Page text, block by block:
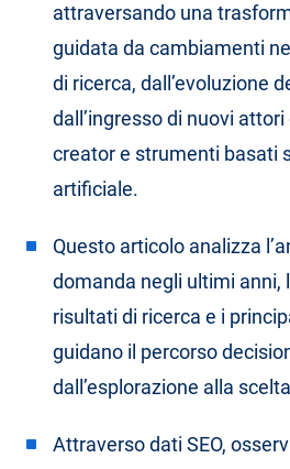
attraversando una
guidata da cambiamenti
di ricerca, dall’evoluzione
dall’ingresso di nuovi
creator e strumenti basati
artificiale.
Questo articolo analizza
domanda negli ultimi anni,
risultati di ricerca e i
guidano il percorso
dall’esplorazione alla
Attraverso dati SEO,